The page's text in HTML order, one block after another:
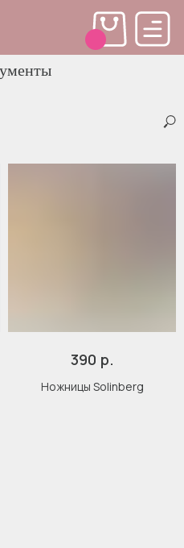
390 р.
Ножницы Solinberg